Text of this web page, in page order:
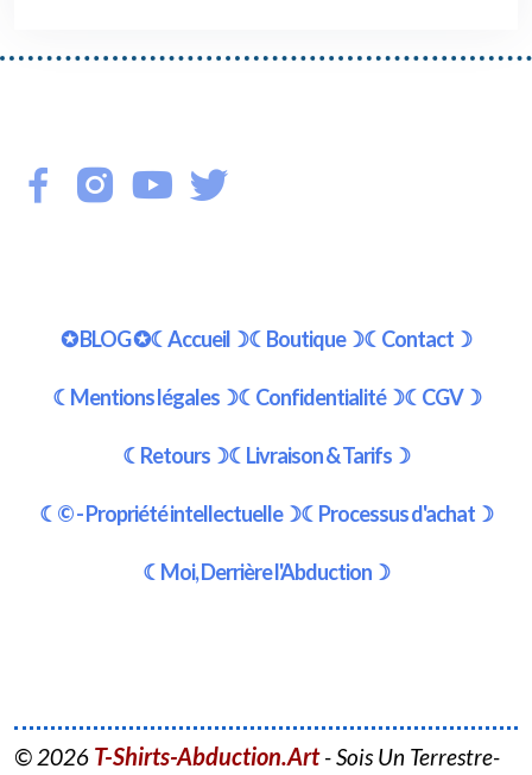
✪ BLOG ✪☾Accueil☽☾Boutique☽☾Contact☽
☾Mentions légales☽☾Confidentialité☽☾CGV☽
☾Retours☽☾Livraison & Tarifs☽
☾© - Propriété intellectuelle☽☾Processus d'achat☽
☾Moi, Derrière l'Abduction☽
© 2026 T-Shirts-Abduction.Art- Sois Un Terrestre-